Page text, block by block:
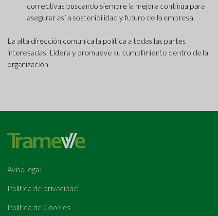
correctivas buscando siempre la mejora continua para
asegurar así a sostenibilidad y futuro de la empresa.
La alta dirección comunica la política a todas las partes
interesadas. Lidera y promueve su cumplimiento dentro de la
organización.
Aviso legal
Política de privacidad
Política de Cookies